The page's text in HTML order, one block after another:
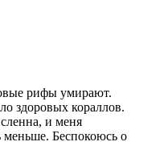
рифы умирают.
здоровых кораллов.
и меня
меньше. Беспокоюсь о